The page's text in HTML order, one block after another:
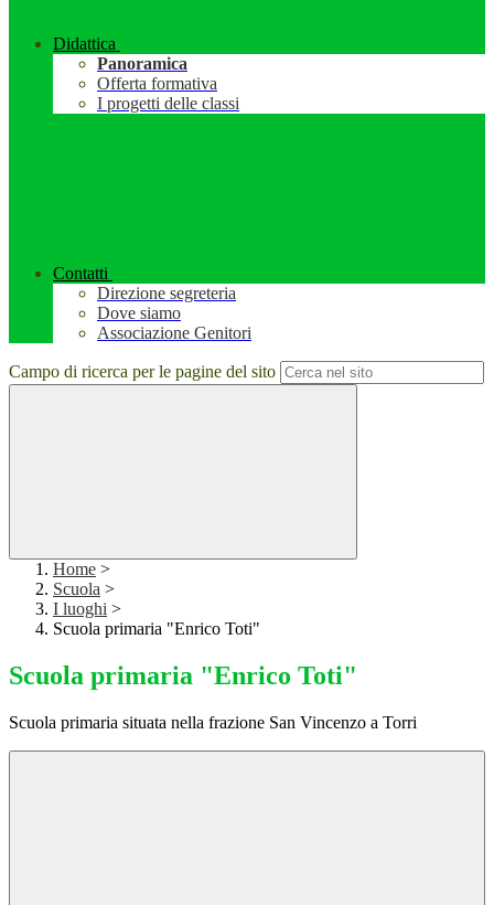
Didattica
Panoramica
Offerta formativa
I progetti delle classi
Contatti
Direzione segreteria
Dove siamo
Associazione Genitori
Campo di ricerca per le pagine del sito
Home >
Scuola >
I luoghi >
Scuola primaria "Enrico Toti"
Scuola primaria "Enrico Toti"
Scuola primaria situata nella frazione San Vincenzo a Torri